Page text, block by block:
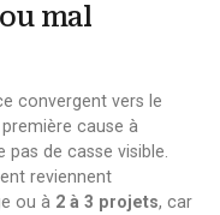
mal
convergent vers le
cause à
pas de casse visible.
reviennent
ou à 2 à 3 projets, car